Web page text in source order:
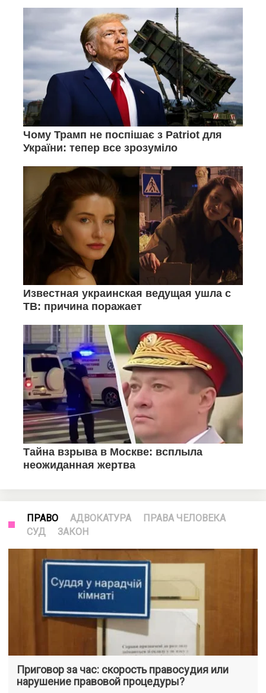
ПРАВО АДВОКАТУРА
ПРАВА ЧЕЛОВЕКА
СУД
ЗАКОН
Приговор за час: скорость правосудия или
нарушение правовой процедуры?